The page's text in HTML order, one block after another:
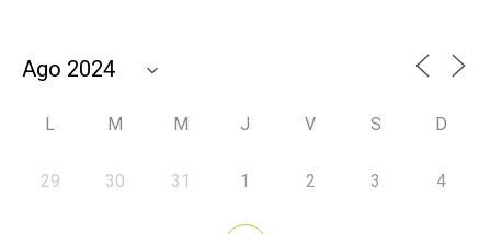
L M M J V S D
29 30 31 1 2 3 4